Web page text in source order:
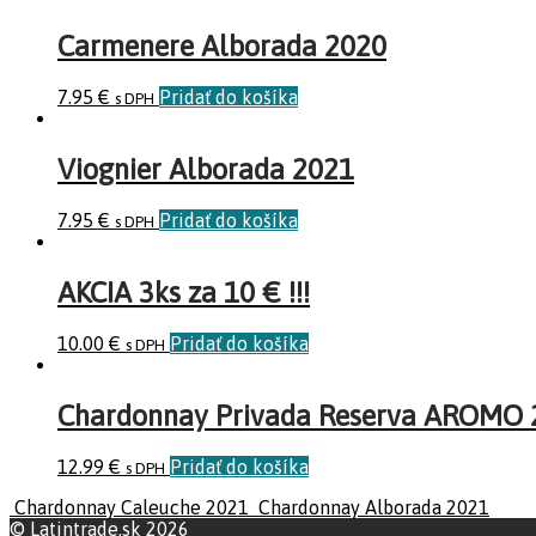
Carmenere Alborada 2020
7.95 € s DPH Pridať do košíka
Viognier Alborada 2021
7.95 € s DPH Pridať do košíka
AKCIA 3ks za 10 € !!!
10.00 € s DPH Pridať do košíka
Chardonnay Privada Reserva AROMO
12.99 € s DPH Pridať do košíka
Chardonnay Caleuche 2021 Chardonnay Alborada 2021
© Latintrade.sk 2026